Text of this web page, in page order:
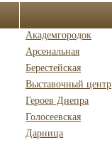
Академгородок
Арсенальная
Берестейская
Выставочный центр
Героев Днепра
Голосеевская
Дарница